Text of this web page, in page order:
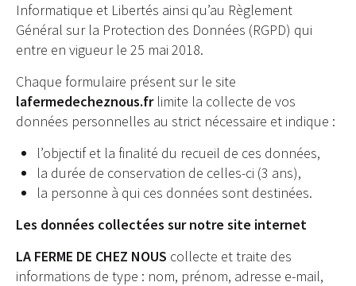
Informatique et Libertés ainsi qu’au Règlement
Général sur la Protection des Données (RGPD) qui
entre en vigueur le 25 mai 2018.
Chaque formulaire présent sur le site
lafermedecheznous.frlimite la collecte de vos
données personnelles au strict nécessaire et indique :
l’objectif et la finalité du recueil de ces données,
la durée de conservation de celles-ci (3 ans),
la personne à qui ces données sont destinées.
Les données collectées sur notre site internet
LA FERME DE CHEZ NOUS collecte et traite des
informations de type : nom, prénom, adresse e-mail,